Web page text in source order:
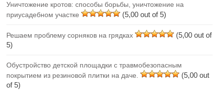
Уничтожение кротов: способы борьбы, уничтожение на
приусадебном участке
(5,00 out of 5)
Решаем проблему сорняков на грядках
(5,00 out of
5)
Обустройство детской площадки с травмобезопасным
покрытием из резиновой плитки на даче.
(5,00 out
of 5)